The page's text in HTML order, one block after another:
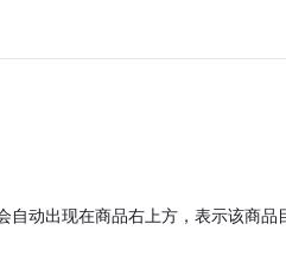
自动出现在商品右上方，表示该商